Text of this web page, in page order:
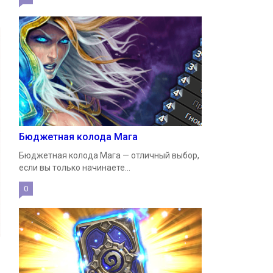
Бюджетная колода Мага
Бюджетная колода Мага — отличный выбор,
если вы только начинаете...
0